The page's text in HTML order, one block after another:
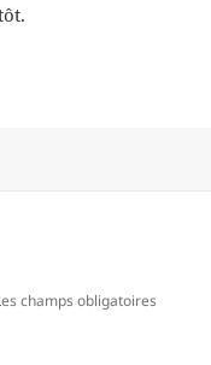
champs obligatoires